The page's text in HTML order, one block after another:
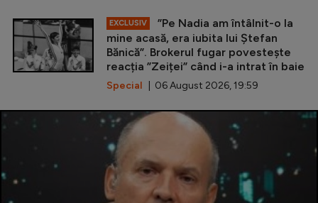
EXCLUSIV
”Pe Nadia am întâlnit-o la
mine acasă, era iubita lui Ștefan
Bănică”. Brokerul fugar povestește
reacția ”Zeiței” când i-a intrat în baie
Special | 06 August 2026, 19:59